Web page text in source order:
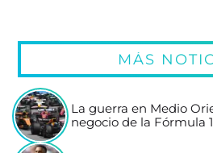
MÁS
La guerra en Medio
negocio de la Fórmula 1